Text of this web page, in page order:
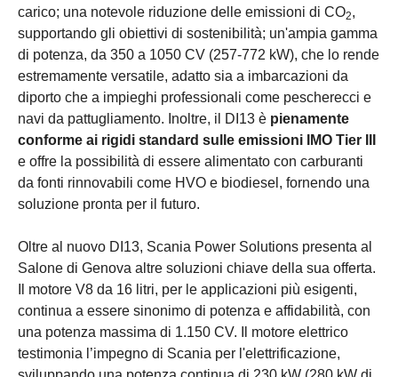
carico; una notevole riduzione delle emissioni di CO2,
supportando gli obiettivi di sostenibilità; un'ampia gamma
di potenza, da 350 a 1050 CV (257-772 kW), che lo rende
estremamente versatile, adatto sia a imbarcazioni da
diporto che a impieghi professionali come pescherecci e
navi da pattugliamento. Inoltre, il DI13 è pienamente
conforme ai rigidi standard sulle emissioni IMO Tier III
e offre la possibilità di essere alimentato con carburanti
da fonti rinnovabili come HVO e biodiesel, fornendo una
soluzione pronta per il futuro.
Oltre al nuovo DI13, Scania Power Solutions presenta al
Salone di Genova altre soluzioni chiave della sua offerta.
Il motore V8 da 16 litri, per le applicazioni più esigenti,
continua a essere sinonimo di potenza e affidabilità, con
una potenza massima di 1.150 CV. Il motore elettrico
testimonia l’impegno di Scania per l'elettrificazione,